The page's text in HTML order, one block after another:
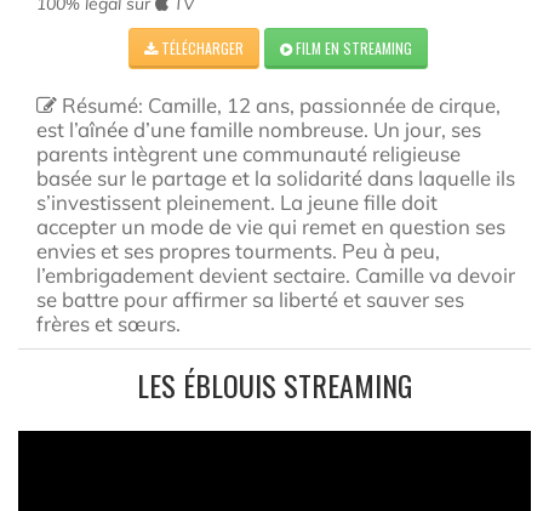
TÉLÉCHARGER FILM EN STREAMING
Résumé: Camille, 12 ans, passionnée de cirque,
est l’aînée d’une famille nombreuse. Un jour, ses
parents intègrent une communauté religieuse
basée sur le partage et la solidarité dans laquelle ils
s’investissent pleinement. La jeune fille doit
accepter un mode de vie qui remet en question ses
envies et ses propres tourments. Peu à peu,
l’embrigadement devient sectaire. Camille va devoir
se battre pour affirmer sa liberté et sauver ses
frères et sœurs.
LES ÉBLOUIS STREAMING